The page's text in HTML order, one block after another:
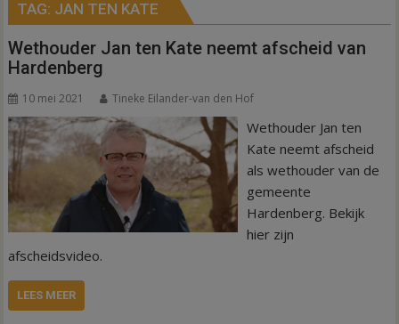
TAG: JAN TEN KATE
Wethouder Jan ten Kate neemt afscheid van
Hardenberg
10 mei 2021 Tineke Eilander-van den Hof
Wethouder Jan ten
Kate neemt afscheid
als wethouder van de
gemeente
Hardenberg. Bekijk
hier zijn
afscheidsvideo.
LEES MEER